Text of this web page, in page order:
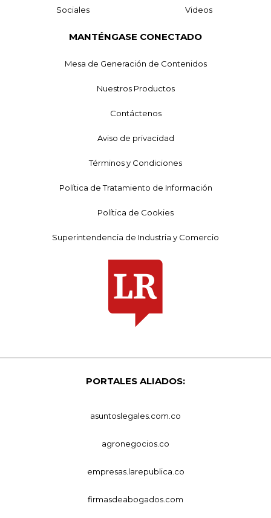
Sociales Videos
MANTÉNGASE CONECTADO
Mesa de Generación de Contenidos
Nuestros Productos
Contáctenos
Aviso de privacidad
Términos y Condiciones
Política de Tratamiento de Información
Política de Cookies
Superintendencia de Industria y Comercio
PORTALES ALIADOS:
asuntoslegales.com.co
agronegocios.co
empresas.larepublica.co
firmasdeabogados.com